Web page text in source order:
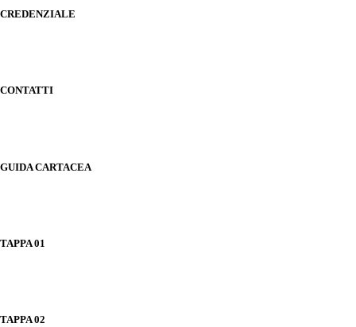
CREDENZIALE
CONTATTI
GUIDA CARTACEA
TAPPA 01
TAPPA 02